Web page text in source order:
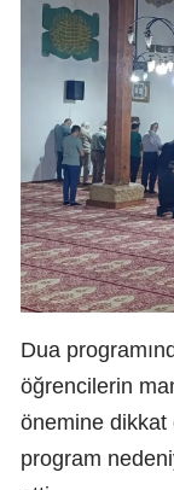
Dua
öğrencilerin
önemine dikkat
program